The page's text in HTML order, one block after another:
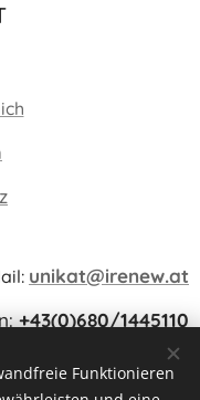
unikat@irenew.at
+43(0)680/1445110
am Hausruck
Funktionieren